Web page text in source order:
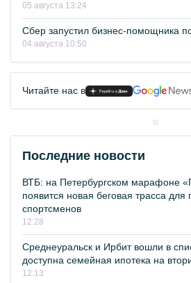
05 августа 13:24
Сбер запустил бизнес-помощника
04 августа 10:50
Читайте нас в
Последние новости
ВТБ: на Петербургском марафоне
появится новая беговая трасса
спортсменов
12:28
Среднеуральск и Ирбит вошли в
доступна семейная ипотека на
12:13